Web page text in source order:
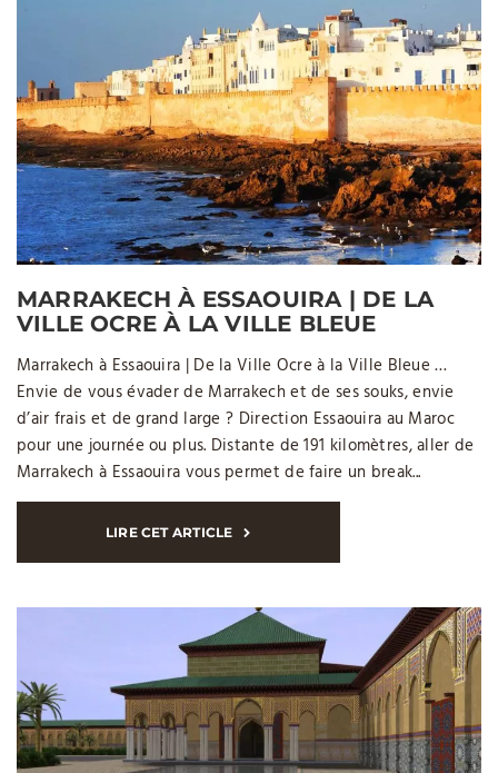
MARRAKECH À ESSAOUIRA | DE LA
VILLE OCRE À LA VILLE BLEUE
Marrakech à Essaouira | De la Ville Ocre à la Ville Bleue …
Envie de vous évader de Marrakech et de ses souks, envie
d’air frais et de grand large ? Direction Essaouira au Maroc
pour une journée ou plus. Distante de 191 kilomètres, aller de
Marrakech à Essaouira vous permet de faire un break...
LIRE CET ARTICLE